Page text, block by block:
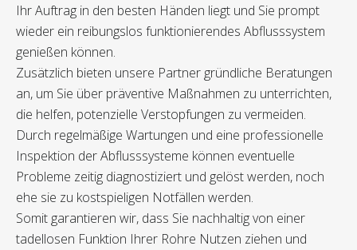
Ihr Auftrag in den besten Händen liegt und Sie prompt
wieder ein reibungslos funktionierendes Abflusssystem
genießen können.
Zusätzlich bieten unsere Partner gründliche Beratungen
an, um Sie über präventive Maßnahmen zu unterrichten,
die helfen, potenzielle Verstopfungen zu vermeiden.
Durch regelmäßige Wartungen und eine professionelle
Inspektion der Abflusssysteme können eventuelle
Probleme zeitig diagnostiziert und gelöst werden, noch
ehe sie zu kostspieligen Notfällen werden.
Somit garantieren wir, dass Sie nachhaltig von einer
tadellosen Funktion Ihrer Rohre Nutzen ziehen und